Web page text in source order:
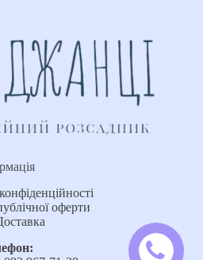
оферти